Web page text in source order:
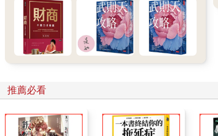
多風險的過程。
過去任職的創投公司，投資資金配置在兩種階段的新創公司：
 早期發展階段：產品或服務可能尚未完全商業化，發展不確定
性、投資風險都高，佔比約20%～25%。
 高速擴張階段：具明確成長動能與商業模式，佔比約75%～
80%。
若投資後公司發展快速、價值快速攀升，自然會佔整體倉位更高
的比重。
被投資公司表現符合、甚至超越預期但計劃募資時，也只有在合
理估值條件下才會追加投資，不過仍須滿足內部報酬率註140%的
要求。
推薦必看